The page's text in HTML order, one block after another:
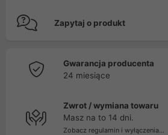
Zapytaj o produkt
Gwarancja producenta
24 miesiące
Zwrot / wymiana towaru
Masz na to 14 dni.
Zobacz regulamin i wyłączenia...